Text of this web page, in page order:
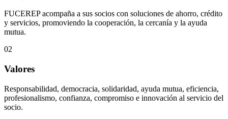
FUCEREP acompaña a sus socios con soluciones de ahorro, crédito
y servicios, promoviendo la cooperación, la cercanía y la ayuda
mutua.
02
Valores
Responsabilidad, democracia, solidaridad, ayuda mutua, eficiencia,
profesionalismo, confianza, compromiso e innovación al servicio del
socio.